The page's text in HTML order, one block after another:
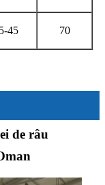
5-45 70
de râu